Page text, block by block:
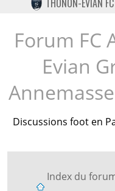
TWITTER
INSTAGRAM
THONON-EVIAN
Forum FC
Evian
Discussions foot en
Index du